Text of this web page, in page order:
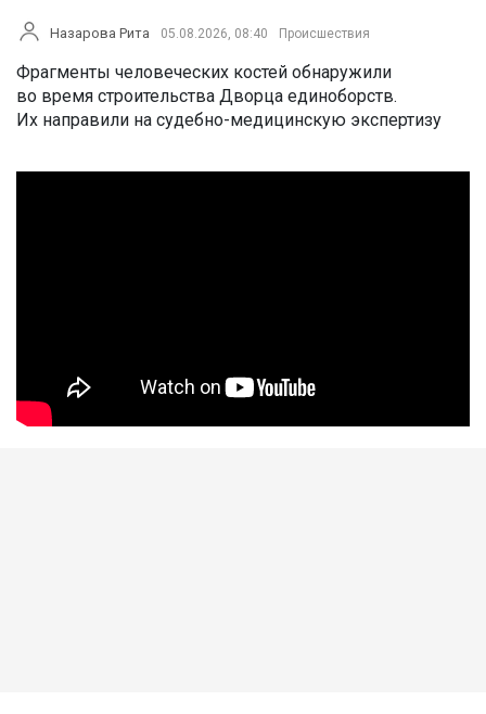
Назарова Рита 05.08.2026, 08:40 Происшествия
Фрагменты человеческих костей обнаружили
во время строительства Дворца единоборств.
Их направили на судебно-медицинскую экспертизу